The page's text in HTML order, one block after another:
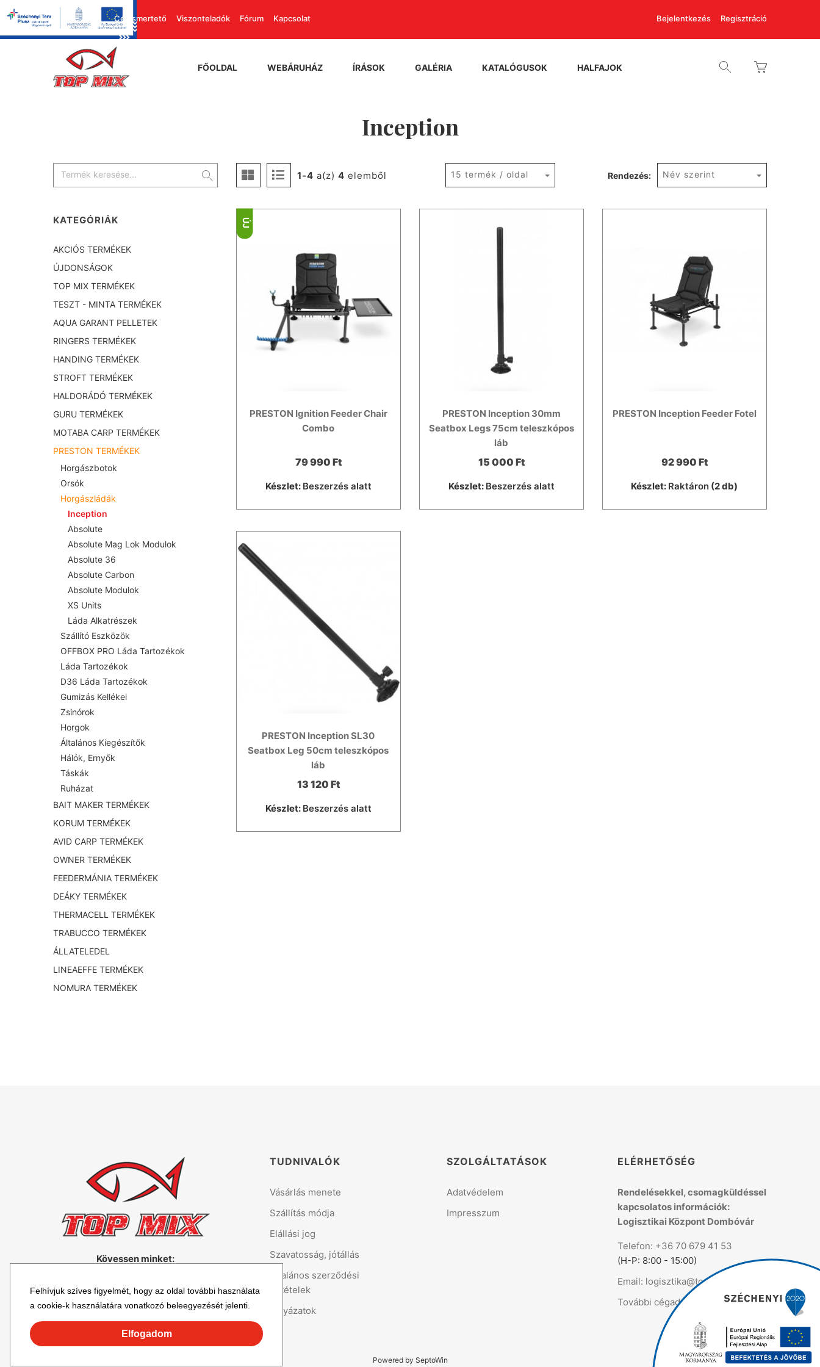
Felhívjuk szíves figyelmét, hogy az oldal további használata
a cookie-k használatára vonatkozó beleegyezését jelenti.
Elfogadom
Cégismertető Viszonteladók Fórum Kapcsolat Bejelentkezés Regisztráció
FŐOLDAL WEBÁRUHÁZ ÍRÁSOK GALÉRIA KATALÓGUSOK HALFAJOK
Inception
1-4 a(z) 4 elemből 15 termék / oldal Rendezés: Név szerint
PRESTON Ignition Feeder Chair
Combo
79 990 Ft
Készlet: Beszerzés alatt
ÚJ
PRESTON Inception 30mm
Seatbox Legs 75cm teleszkópos
láb
15 000 Ft
Készlet: Beszerzés alatt
PRESTON Inception Feeder Fotel
92 990 Ft
Készlet: Raktáron (2 db)
PRESTON Inception SL30
Seatbox Leg 50cm teleszkópos
láb
13 120 Ft
Készlet: Beszerzés alatt
KATEGÓRIÁK
AKCIÓS TERMÉKEK
ÚJDONSÁGOK
TOP MIX TERMÉKEK
TESZT - MINTA TERMÉKEK
AQUA GARANT PELLETEK
RINGERS TERMÉKEK
HANDING TERMÉKEK
STROFT TERMÉKEK
HALDORÁDÓ TERMÉKEK
GURU TERMÉKEK
MOTABA CARP TERMÉKEK
PRESTON TERMÉKEK
Horgászbotok
Orsók
Horgászládák
Inception
Absolute
Absolute Mag Lok Modulok
Absolute 36
Absolute Carbon
Absolute Modulok
XS Units
Láda Alkatrészek
Szállító Eszközök
OFFBOX PRO Láda Tartozékok
Láda Tartozékok
D36 Láda Tartozékok
Gumizás Kellékei
Zsinórok
Horgok
Általános Kiegészítők
Hálók, Ernyők
Táskák
Ruházat
BAIT MAKER TERMÉKEK
KORUM TERMÉKEK
AVID CARP TERMÉKEK
OWNER TERMÉKEK
FEEDERMÁNIA TERMÉKEK
DEÁKY TERMÉKEK
THERMACELL TERMÉKEK
TRABUCCO TERMÉKEK
ÁLLATELEDEL
LINEAEFFE TERMÉKEK
NOMURA TERMÉKEK
Kövessen minket:
TUDNIVALÓK
Vásárlás menete
Szállítás módja
Elállási jog
Szavatosság, jótállás
Általános szerződési
feltételek
Pályázatok
SZOLGÁLTATÁSOK
Adatvédelem
Impresszum
ELÉRHETŐSÉG
Rendelésekkel, csomagküldéssel
kapcsolatos információk:
Logisztikai Központ Dombóvár
Telefon: +36 70 679 41 53
(H-P: 8:00 - 15:00)
Email: logisztika@topmix.hu
További cégadatok
Powered by SeptoWin